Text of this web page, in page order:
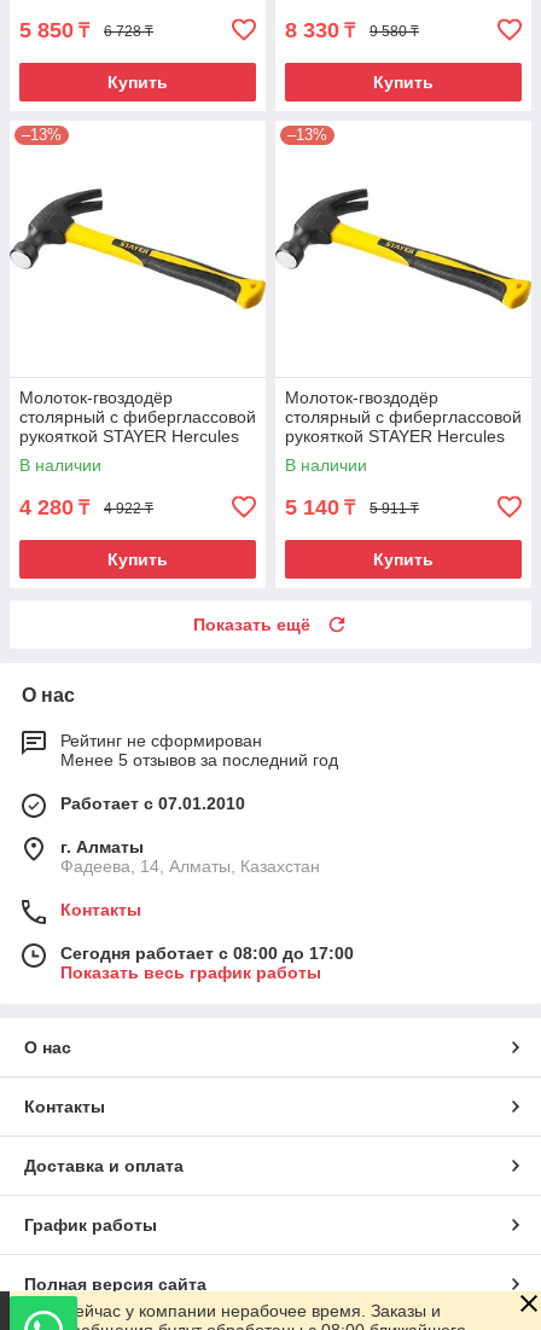
5 850 ₸ 6 728 ₸
Купить
8 330 ₸ 9 580 ₸
Купить
–13%
Молоток-гвоздодёр
столярный с фиберглассовой
рукояткой STAYER Hercules
0.45M
В наличии
4 280 ₸ 4 922 ₸
Купить
–13%
Молоток-гвоздодёр
столярный с фиберглассовой
рукояткой STAYER Hercules
0.56
В наличии
5 140 ₸ 5 911 ₸
Купить
Показать ещё
О нас
Рейтинг не сформирован
Менее 5 отзывов за последний год
Работает с 07.01.2010
г. Алматы
Фадеева, 14, Алматы, Казахстан
Контакты
Сегодня работает с 08:00 до 17:00
Показать весь график работы
О нас
Контакты
Доставка и оплата
График работы
Полная версия сайта
Сейчас у компании нерабочее время. Заказы и